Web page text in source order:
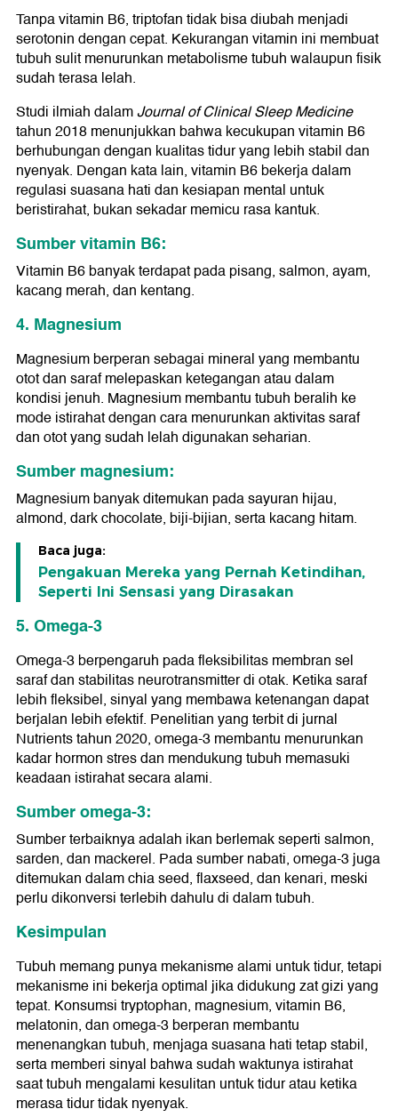
Tanpa vitamin B6, triptofan tidak bisa diubah menjadi
serotonin dengan cepat. Kekurangan vitamin ini membuat
tubuh sulit menurunkan metabolisme tubuh walaupun fisik
sudah terasa lelah.
Studi ilmiah dalamJournal of Clinical Sleep Medicine
tahun 2018 menunjukkan bahwa kecukupan vitamin B6
berhubungan dengan kualitas tidur yang lebih stabil dan
nyenyak. Dengan kata lain, vitamin B6 bekerja dalam
regulasi suasana hati dan kesiapan mental untuk
beristirahat, bukan sekadar memicu rasa kantuk.
Sumber vitamin B6:
Vitamin B6 banyak terdapat pada pisang, salmon, ayam,
kacang merah, dan kentang.
4. Magnesium
Magnesium berperan sebagai mineral yang membantu
otot dan saraf melepaskan ketegangan atau dalam
kondisi jenuh. Magnesium membantu tubuh beralih ke
mode istirahat dengan cara menurunkan aktivitas saraf
dan otot yang sudah lelah digunakan seharian.
Sumber magnesium:
Magnesium banyak ditemukan pada sayuran hijau,
almond, dark chocolate, biji-bijian, serta kacang hitam.
Baca juga:
Pengakuan Mereka yang Pernah Ketindihan,
Seperti Ini Sensasi yang Dirasakan
5. Omega-3
Omega-3 berpengaruh pada fleksibilitas membran sel
saraf dan stabilitas neurotransmitter di otak. Ketika saraf
lebih fleksibel, sinyal yang membawa ketenangan dapat
berjalan lebih efektif. Penelitian yang terbit di jurnal
Nutrients tahun 2020, omega-3 membantu menurunkan
kadar hormon stres dan mendukung tubuh memasuki
keadaan istirahat secara alami.
Sumber omega-3:
Sumber terbaiknya adalah ikan berlemak seperti salmon,
sarden, dan mackerel. Pada sumber nabati, omega-3 juga
ditemukan dalam chia seed, flaxseed, dan kenari, meski
perlu dikonversi terlebih dahulu di dalam tubuh.
Kesimpulan
Tubuh memang punya mekanisme alami untuk tidur, tetapi
mekanisme ini bekerja optimal jika didukung zat gizi yang
tepat. Konsumsi tryptophan, magnesium, vitamin B6,
melatonin, dan omega-3 berperan membantu
menenangkan tubuh, menjaga suasana hati tetap stabil,
serta memberi sinyal bahwa sudah waktunya istirahat
saat tubuh mengalami kesulitan untuk tidur atau ketika
merasa tidur tidak nyenyak.